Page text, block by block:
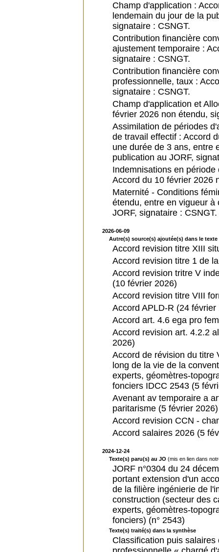
Champ d'application :
lendemain du jour de la
signataire : CSNGT.
Contribution financière
ajustement temporaire :
signataire : CSNGT.
Contribution financière
professionnelle, taux :
signataire : CSNGT.
Champ d'application et
février 2026 non étendu,
Assimilation de périodes
de travail effectif : Accord
une durée de 3 ans, entre
publication au JORF,
Indemnisations en
Accord du 10 février 2026
Maternité - Conditions
étendu, entre en vigueur
JORF, signataire : CSNGT.
2026-06-09
Autre(s) source(s) ajoutée(s) dans le
Accord revision titre XIII
Accord revision titre 1 de
Accord revision tritre V
(10 février 2026)
Accord revision titre VIII
Accord APLD-R (24 février
Accord art. 4.6 ega pro
Accord revision art. 4.2.2
2026)
Accord de révision du titre
long de la vie de la
experts, géomètres-
fonciers IDCC 2543 (5
Avenant av temporaire a
paritarisme (5 février 2026)
Accord revision CCN -
Accord salaires 2026 (5
2024-12-24
Texte(s) paru(s) au JO (mis en lien dans
JORF n°0304 du 24
portant extension d'un
de la filière ingénierie de
construction (secteur des
experts, géomètres-
fonciers) (n° 2543)
Texte(s) traité(s) dans la synthèse
Classification puis